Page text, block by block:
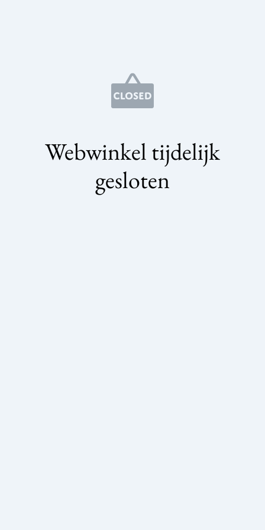
Webwinkel tijdelijk
gesloten